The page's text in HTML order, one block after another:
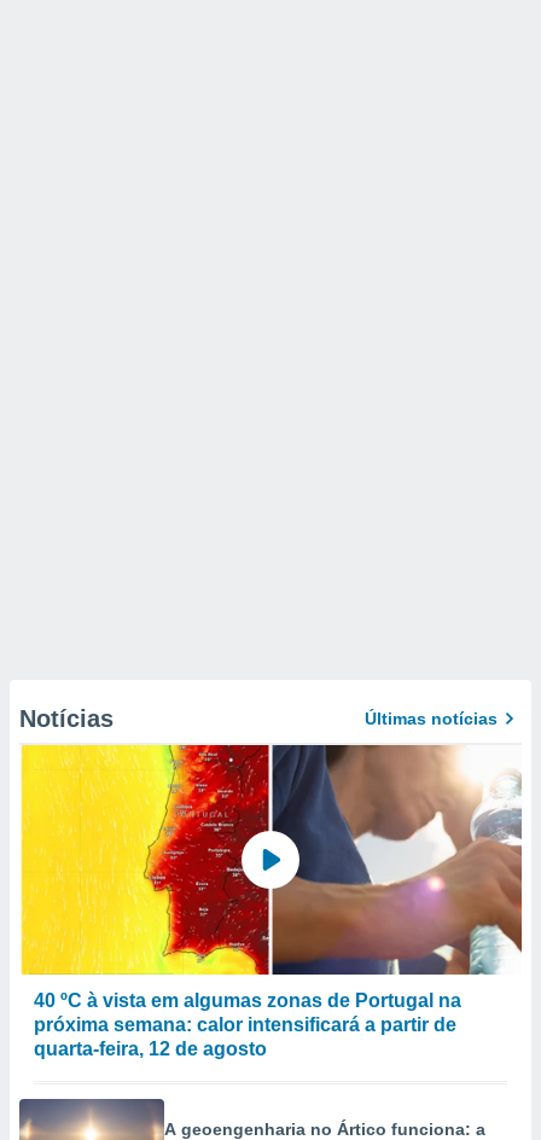
Notícias Últimas notícias
40 ºC à vista em algumas zonas de Portugal na
próxima semana: calor intensificará a partir de
quarta-feira, 12 de agosto
A geoengenharia no Ártico funciona: a